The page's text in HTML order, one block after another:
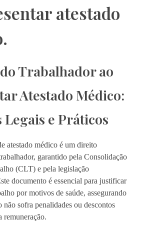
atestado
Trabalhador ao
Atestado Médico:
Legais e Práticos
atestado médico é um direito
garantido pela Consolidação
(CLT) e pela legislação
documento é essencial para justificar
por motivos de saúde, assegurando
não sofra penalidades ou descontos
remuneração.